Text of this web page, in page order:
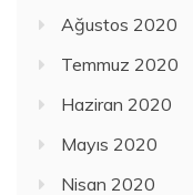
Ağustos 2020
Temmuz 2020
Haziran 2020
Mayıs 2020
Nisan 2020